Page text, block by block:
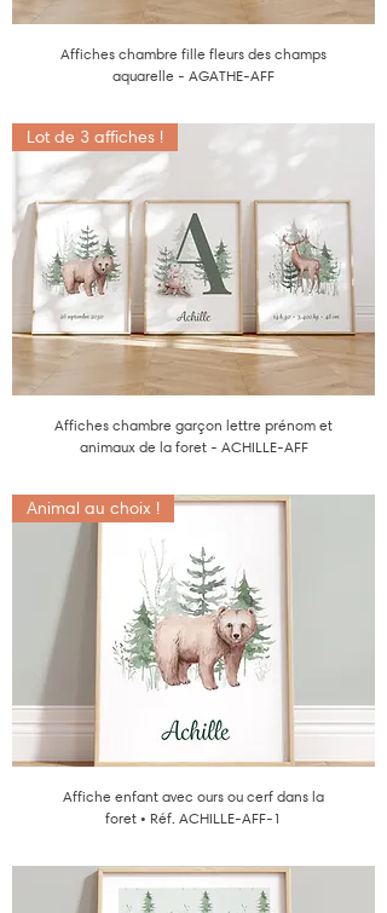
Affiches chambre fille fleurs des champs
aquarelle - AGATHE-AFF
Lot de 3 affiches !
Affiches chambre garçon lettre prénom et
animaux de la foret - ACHILLE-AFF
Animal au choix !
Affiche enfant avec ours ou cerf dans la
foret • Réf. ACHILLE-AFF-1